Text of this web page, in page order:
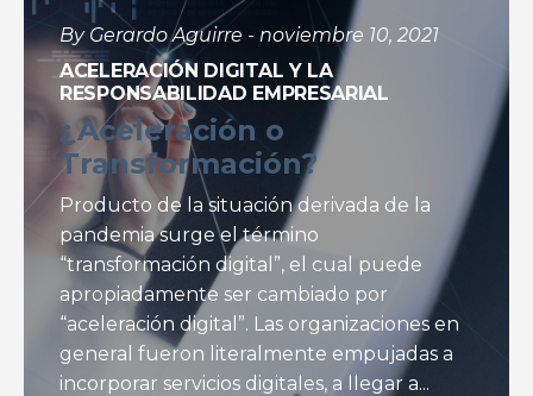
By Gerardo Aguirre - noviembre 10, 2021
ACELERACIÓN DIGITAL Y LA
RESPONSABILIDAD EMPRESARIAL
¿Aceleración o
Transformación?
Producto de la situación derivada de la
pandemia surge el término
“transformación digital”, el cual puede
apropiadamente ser cambiado por
“aceleración digital”. Las organizaciones en
general fueron literalmente empujadas a
incorporar servicios digitales, a llegar a...